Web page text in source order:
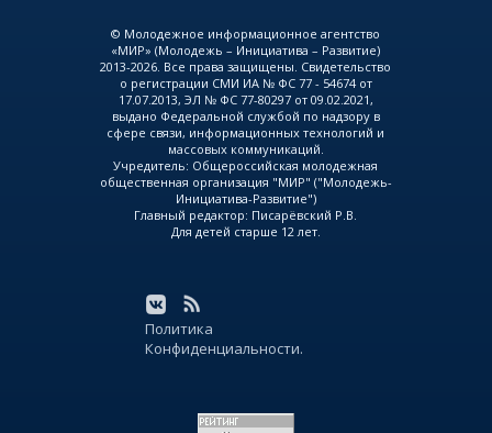
© Молодежное информационное агентство
«МИР» (Молодежь – Инициатива – Развитие)
2013-2026. Все права защищены. Свидетельство
о регистрации СМИ ИА № ФС 77 - 54674 от
17.07.2013, ЭЛ № ФС 77-80297 от 09.02.2021,
выдано Федеральной службой по надзору в
сфере связи, информационных технологий и
массовых коммуникаций.
Учредитель: Общероссийская молодежная
общественная организация "МИР" ("Молодежь-
Инициатива-Развитие")
Главный редактор: Писарёвский Р.В.
Для детей старше 12 лет.
Политика
Конфиденциальности.